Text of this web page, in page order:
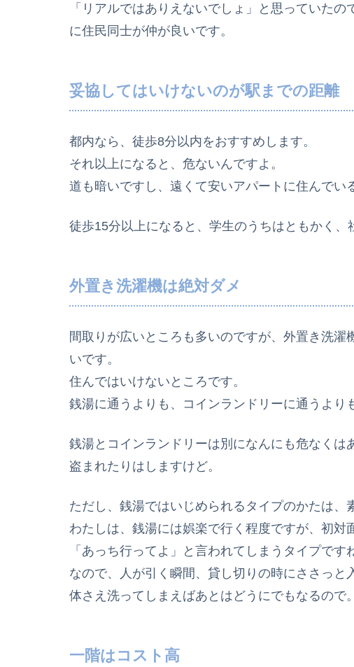
「リアルではありえないでしょ」と思っていた
に住民同士が仲が良いです。
妥協してはいけないのが駅までの距離
都内なら、徒歩8分以内をおすすめします。
それ以上になると、危ないんですよ。
道も暗いですし、遠くて安いアパートに住んでい
徒歩15分以上になると、学生のうちはともかく、
外置き洗濯機は絶対ダメ
間取りが広いところも多いのですが、外置き洗
いです。
住んではいけないところです。
銭湯に通うよりも、コインランドリーに通うより
銭湯とコインランドリーは別になんにも危なくは
盗まれたりはしますけど。
ただし、銭湯ではいじめられるタイプのかたは、
わたしは、銭湯には娯楽で行く程度ですが、初対
「あっち行ってよ」と言われてしまうタイプです
なので、人が引く瞬間、貸し切りの時にささっと
体さえ洗ってしまえばあとはどうにでもなるので。
一階はコスト高